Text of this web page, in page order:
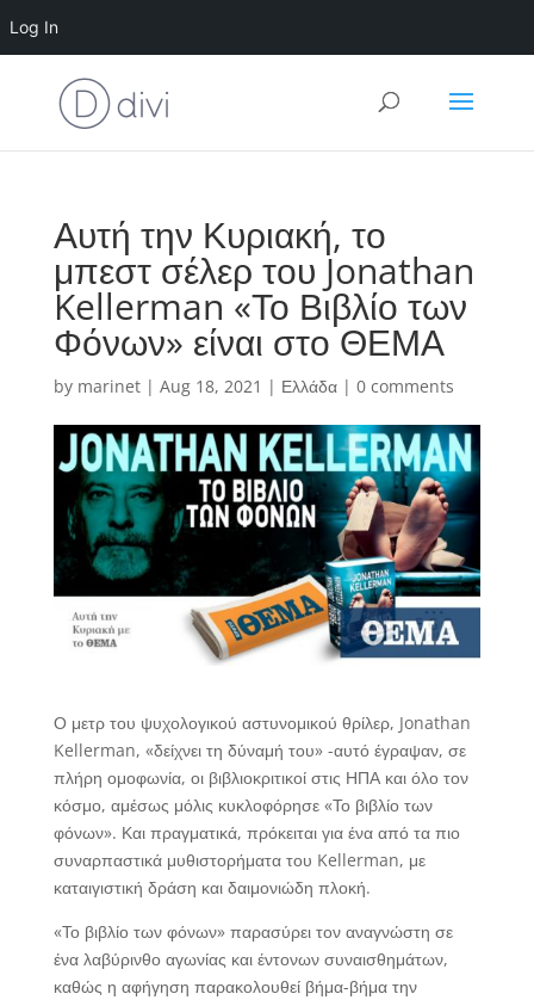
Log In
Αυτή την Κυριακή, το
μπεστ σέλερ του Jonathan
Kellerman «Το Βιβλίο των
Φόνων» είναι στο ΘΕΜΑ
by marinet| Aug 18, 2021 | Ελλάδα| 0 comments
Ο μετρ του ψυχολογικού αστυνομικού θρίλερ, Jonathan
Kellerman, «δείχνει τη δύναμή του» -αυτό έγραψαν, σε
πλήρη ομοφωνία, οι βιβλιοκριτικοί στις ΗΠΑ και όλο τον
κόσμο, αμέσως μόλις κυκλοφόρησε «Το βιβλίο των
φόνων». Και πραγματικά, πρόκειται για ένα από τα πιο
συναρπαστικά μυθιστορήματα του Kellerman, με
καταιγιστική δράση και δαιμονιώδη πλοκή.
«Το βιβλίο των φόνων» παρασύρει τον αναγνώστη σε
ένα λαβύρινθο αγωνίας και έντονων συναισθημάτων,
καθώς η αφήγηση παρακολουθεί βήμα-βήμα την